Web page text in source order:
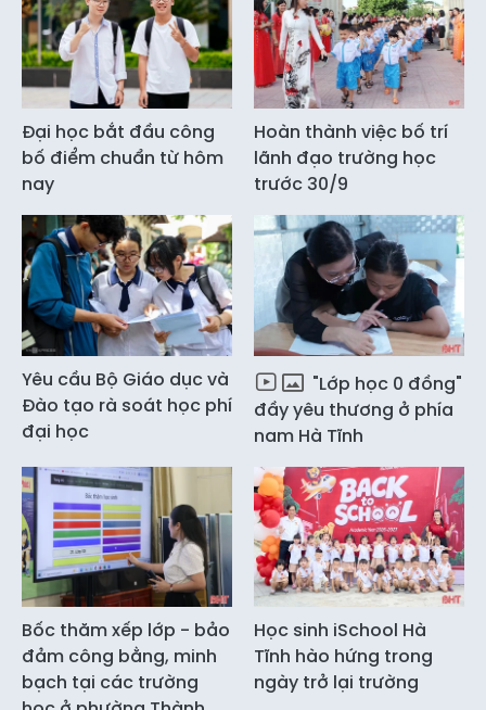
Đại học bắt đầu công
bố điểm chuẩn từ hôm
nay
Hoàn thành việc bố trí
lãnh đạo trường học
trước 30/9
Yêu cầu Bộ Giáo dục và
Đào tạo rà soát học phí
đại học
"Lớp học 0 đồng"
đầy yêu thương ở phía
nam Hà Tĩnh
Bốc thăm xếp lớp - bảo
đảm công bằng, minh
bạch tại các trường
Học sinh iSchool Hà
Tĩnh hào hứng trong
ngày trở lại trường